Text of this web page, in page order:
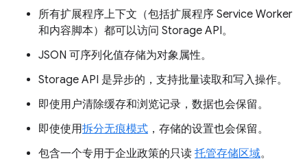
所有扩展程序上下文（包括扩展程序 Service Worker
和内容脚本）都可以访问 Storage API。
JSON 可序列化值存储为对象属性。
Storage API 是异步的，支持批量读取和写入操作。
即使用户清除缓存和浏览记录，数据也会保留。
即使使用拆分无痕模式 ，存储的设置也会保留。
包含一个专用于企业政策的只读 托管存储区域。